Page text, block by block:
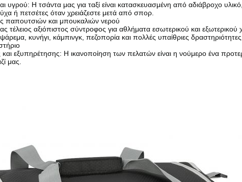
υγρού: Η τσάντα μας για ταξί είναι κατασκευασμένη από αδιάβροχο
ή πετσέτες όταν χρειάζεστε μετά από σπορ.
παπουτσιών και μπουκαλιών νερού
τέλειος αξιόπιστος σύντροφος για αθλήματα εσωτερικού και εξωτερικού
κυνήγι, κάμπινγκ, πεζοπορία και πολλές υπαίθριες
εξυπηρέτησης: Η ικανοποίηση των πελατών είναι η νούμερο ένα
μας.